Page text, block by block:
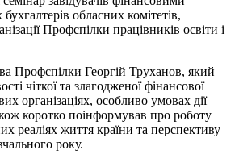
обласних комітетів,
Профспілки працівників освіти і
Профспілки Георгій Труханов, який
чіткої та злагодженої фінансової
організаціях, особливо умовах дії
коротко поінформував про роботу
реаліях життя країни та перспективу
року.